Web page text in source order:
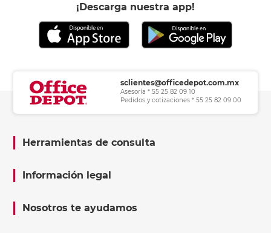
¡Descarga nuestra app!
sclientes@officedepot.com.mx
Asesoría * 55 25 82 09 10
Pedidos y cotizaciones * 55 25 82 09 00
Herramientas de consulta
Información legal
Nosotros te ayudamos